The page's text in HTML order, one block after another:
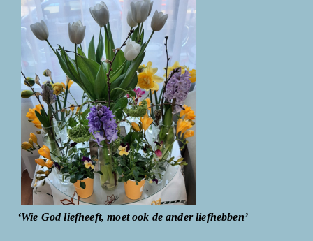
‘Wie God liefheeft, moet ook de ander liefhebben’